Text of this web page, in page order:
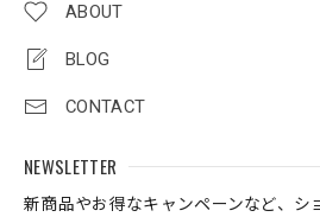
ABOUT
BLOG
CONTACT
NEWSLETTER
新商品やお得なキャンペーンなど、シ